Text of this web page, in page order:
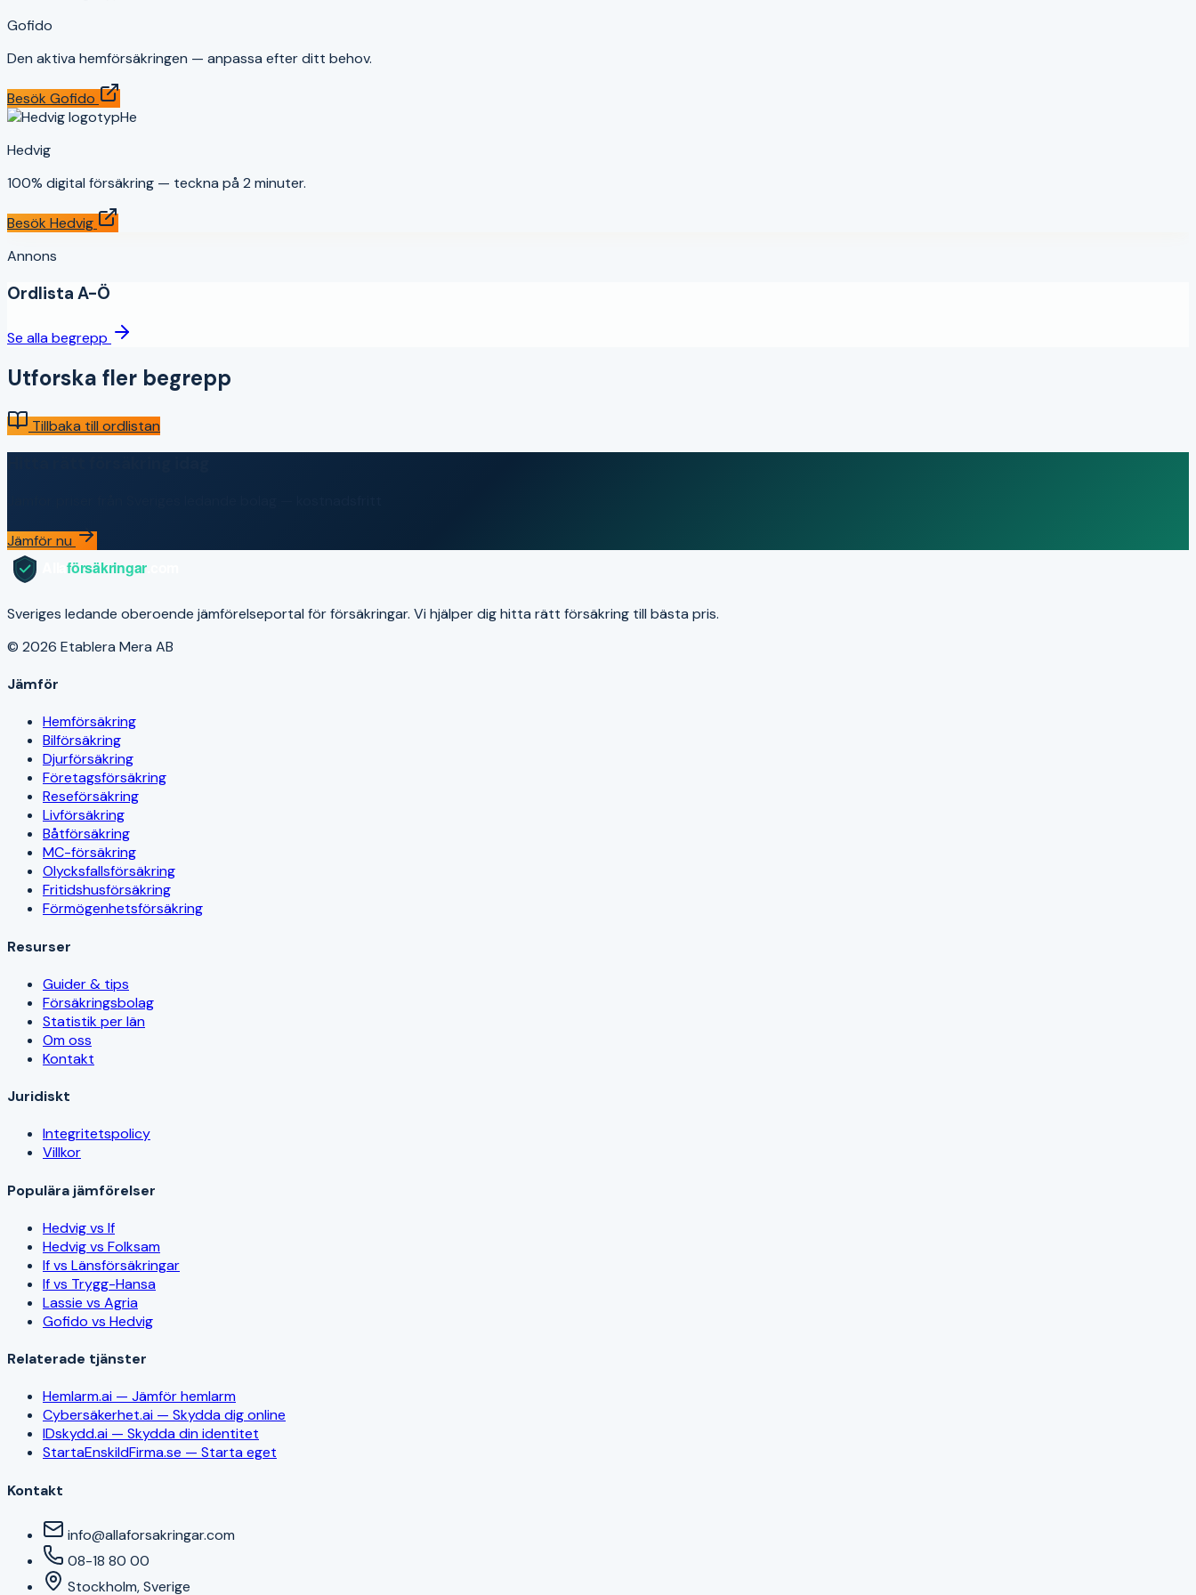
Gofido
Den aktiva hemförsäkringen — anpassa efter ditt behov.
Besök Gofido
He
Hedvig
100% digital försäkring — teckna på 2 minuter.
Besök Hedvig
Annons
Ordlista A-Ö
Se alla begrepp
Utforska fler begrepp
Tillbaka till ordlistan
Jämför nu
Sveriges ledande oberoende jämförelseportal för försäkringar. Vi hjälper dig hitta rätt försäkring till bästa pris.
© 2026 Etablera Mera AB
Jämför
Hemförsäkring
Bilförsäkring
Djurförsäkring
Företagsförsäkring
Reseförsäkring
Livförsäkring
Båtförsäkring
MC-försäkring
Olycksfallsförsäkring
Fritidshusförsäkring
Förmögenhetsförsäkring
Resurser
Guider & tips
Försäkringsbolag
Statistik per län
Om oss
Kontakt
Juridiskt
Integritetspolicy
Villkor
Populära jämförelser
Hedvig vs If
Hedvig vs Folksam
If vs Länsförsäkringar
If vs Trygg-Hansa
Lassie vs Agria
Gofido vs Hedvig
Relaterade tjänster
Hemlarm.ai — Jämför hemlarm
Cybersäkerhet.ai — Skydda dig online
IDskydd.ai — Skydda din identitet
StartaEnskildFirma.se — Starta eget
Kontakt
info@allaforsakringar.com
08-18 80 00
Stockholm, Sverige